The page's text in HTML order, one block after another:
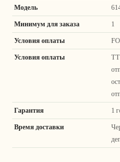
Модель
Минимум для заказа 1
Условия оплаты
Условия оплаты
ТТ
Гарантия 1
Время доставки